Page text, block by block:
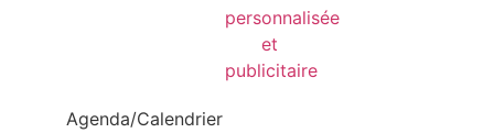
Agenda/Calendrier